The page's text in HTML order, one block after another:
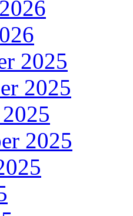
2025
2025
2025